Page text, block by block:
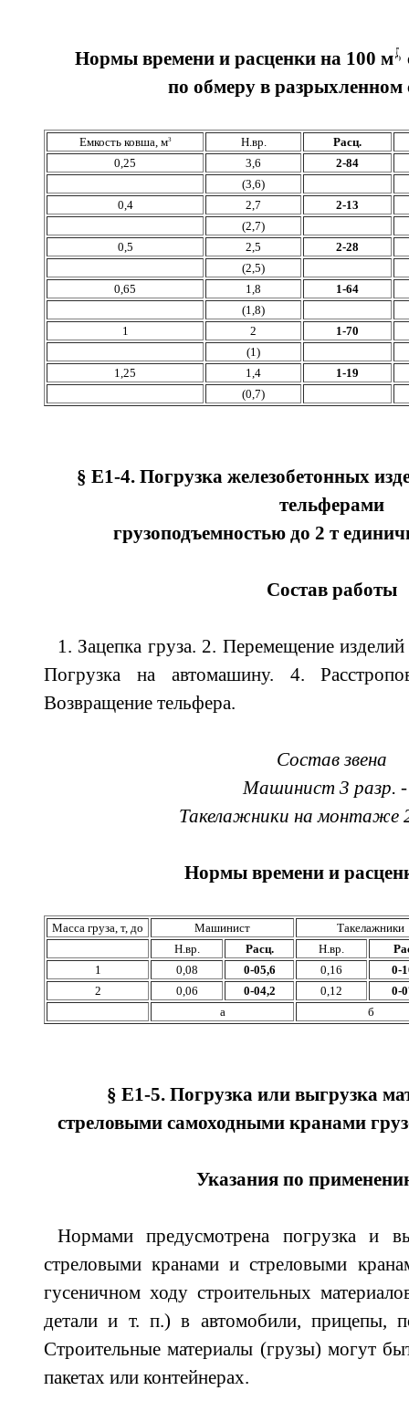
Нормы времени и расценки на 100 м
по обмеру в разрыхленном
Емкость ковша, м3 Н.вр.
Расц.
0,25
3,6
2-84
(3,6)
0,4
2,7
2-13
(2,7)
0,5
2,5
2-28
(2,5)
0,65
1,8
1-64
(1,8)
1
2
1-70
(1)
1,25
1,4
1-19
(0,7)
§ Е1-4. Погрузка железобетонных
тельферами
грузоподъемностью до 2 т
Состав работы
1. Зацепка груза. 2. Перемещение
Погрузка на автомашину. 4.
Возвращение тельфера.
Состав звена
Машинист 3 разр.
Такелажники на монтаже
Нормы времени и
Масса груза, т, до Машинист
Такелажники
Н.вр.
Расц. Н.вр.
1
0,08 0-05,6 0,16
0-
2
0,06 0-04,2 0,12
0-
а
б
§ Е1-5. Погрузка или выгрузка
стреловыми самоходными кранами
Указания по
Нормами предусмотрена погрузка и
стреловыми кранами и стреловыми
гусеничном ходу строительных
детали и т. п.) в автомобили, прицепы,
Строительные материалы (грузы) могут
пакетах или контейнерах.